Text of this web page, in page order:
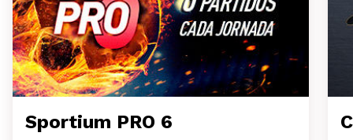
Sportium PRO 6